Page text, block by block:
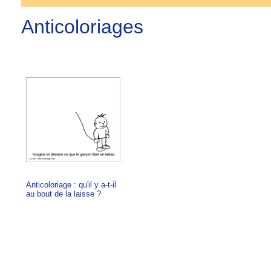
Anticoloriages
Anticoloriage : qu'il y a-t-il
au bout de la laisse ?